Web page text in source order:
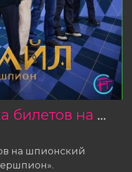
Открыта продажа билетов на фильм «Аргайл: Супершпион»
на шпионский